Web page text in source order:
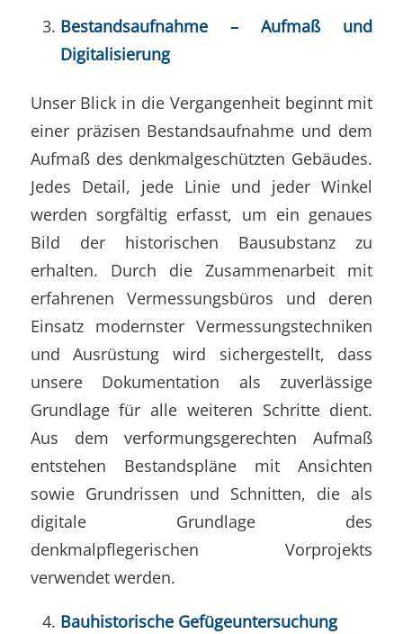
Bestandsaufnahme – Aufmaß und
Digitalisierung
Unser Blick in die Vergangenheit beginnt mit
einer präzisen Bestandsaufnahme und dem
Aufmaß des denkmalgeschützten Gebäudes.
Jedes Detail, jede Linie und jeder Winkel
werden sorgfältig erfasst, um ein genaues
Bild der historischen Bausubstanz zu
erhalten. Durch die Zusammenarbeit mit
erfahrenen Vermessungsbüros und deren
Einsatz modernster Vermessungstechniken
und Ausrüstung wird sichergestellt, dass
unsere Dokumentation als zuverlässige
Grundlage für alle weiteren Schritte dient.
Aus dem verformungsgerechten Aufmaß
entstehen Bestandspläne mit Ansichten
sowie Grundrissen und Schnitten, die als
digitale Grundlage des
denkmalpflegerischen Vorprojekts
verwendet werden.
Bauhistorische Gefügeuntersuchung